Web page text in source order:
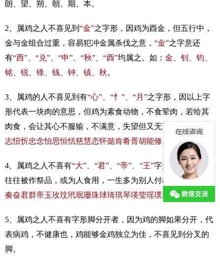
朗、望、朔、朝、期、本。
2、属鸡之人不喜见到 “金”之字形，因鸡为酉金，但五行中，
金与金组合过重，容易犯冲金属杀伐之意， “金”之字意还
有“西”、“兑”、“申”、“秋”、“酉”均属之。如： 金、钊、钧、
铭、锐、锋、钱、钟、镇、秋。
3、属鸡的人不喜见到有“心”、“忄”、“月”之字形，因以上字
形代表一块肉的意思，但鸡为素食动物，不食荤肉，若给其
肉食，会让其心不服输，不满意，失望但又无可奈何。如：
志忸忻忠念怡思恒恬慈慧态怀懿肯肴胥胡能修。
4、属鸡之人不喜有“大”、“君”、“帝”、“王”字形，因鸡长大
往往被作祭品，或为人食用，一生多为别人付出多。如：
奏奋君群帝玉玫玟玳珉珊珠球琦琪琴瑛莹瑶璞环琼。
5、属鸡之人不喜有字形脚分开者，因为鸡的脚如果分开，代
表病鸡，不健康也，鸡能够金鸡独立为佳，不喜见到分叉的
脚。